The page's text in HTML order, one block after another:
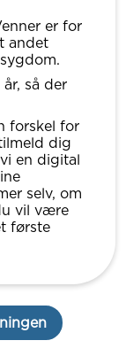
er for
andet
så der
forskel for
dig
en digital
selv, om
vil være
første